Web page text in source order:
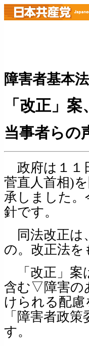
障害者基本法
「改正」
当事者ら
政府は１１
菅直人首相)
承しました。
針です。
同法改正は
の。改正法
「改正」案
含む▽障害の
けられる配
「障害者政
す。